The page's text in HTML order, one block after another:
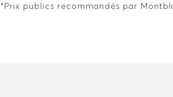
*Prix publics recommandés par